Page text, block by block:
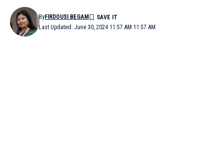
Last Updated: June 30, 2024 11:57 AM 11:57 AM
ByFIRDOUSI BEGAM